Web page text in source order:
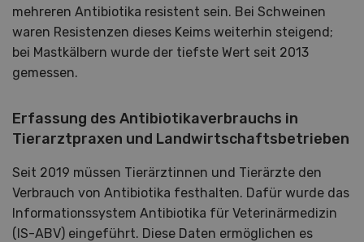
mehreren Antibiotika resistent sein. Bei Schweinen
waren Resistenzen dieses Keims weiterhin steigend;
bei Mastkälbern wurde der tiefste Wert seit 2013
gemessen.
Erfassung des Antibiotikaverbrauchs in
Tierarztpraxen und Landwirtschaftsbetrieben
Seit 2019 müssen Tierärztinnen und Tierärzte den
Verbrauch von Antibiotika festhalten. Dafür wurde das
Informationssystem Antibiotika für Veterinärmedizin
(IS-ABV) eingeführt. Diese Daten ermöglichen es